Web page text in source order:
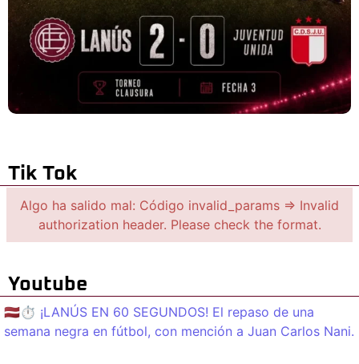
Tik Tok
Algo ha salido mal: Código invalid_params => Invalid
authorization header. Please check the format.
Youtube
🇱🇻⏱️ ¡LANÚS EN 60 SEGUNDOS! El repaso de una
semana negra en fútbol, con mención a Juan Carlos Nani.